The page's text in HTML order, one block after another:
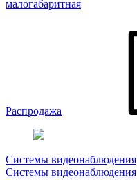
малогабаритная
Распродажа
Системы видеонаблюдения
Системы видеонаблюдения